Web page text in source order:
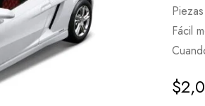
Fácil
$